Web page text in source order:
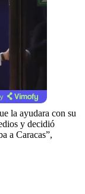
la ayudara con su
y decidió
a Caracas”,